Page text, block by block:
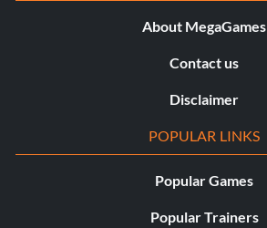
About MegaGames
Contact us
Disclaimer
POPULAR LINKS
Popular Games
Popular Trainers